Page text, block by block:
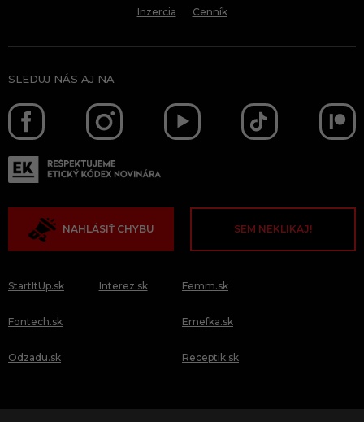
Inzercia Cenník
SLEDUJ NÁS AJ NA
NAHLÁSIŤ CHYBU SEM NEKLIKAJ!
StartItUp.sk
Fontech.sk
Odzadu.sk
Interez.sk Femm.sk
Emefka.sk
Receptik.sk